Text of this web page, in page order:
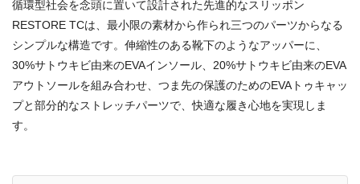
循環型社会を念頭に置いて設計された先進的なスリッポン
RESTORE TCは、最小限の素材から作られ三つのパーツからなる
シンプルな構造です。伸縮性のある靴下のようなアッパーに、
30%サトウキビ由来のEVAインソール、20%サトウキビ由来のEVA
アウトソールを組み合わせ、つま先の保護のためのEVAトゥキャッ
プと部分的なストレッチパーツで、快適な履き心地を実現しま
す。